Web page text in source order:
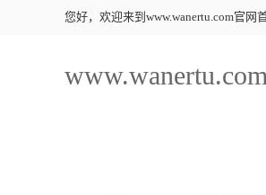
您好，欢迎来到www.wanertu.com官网首